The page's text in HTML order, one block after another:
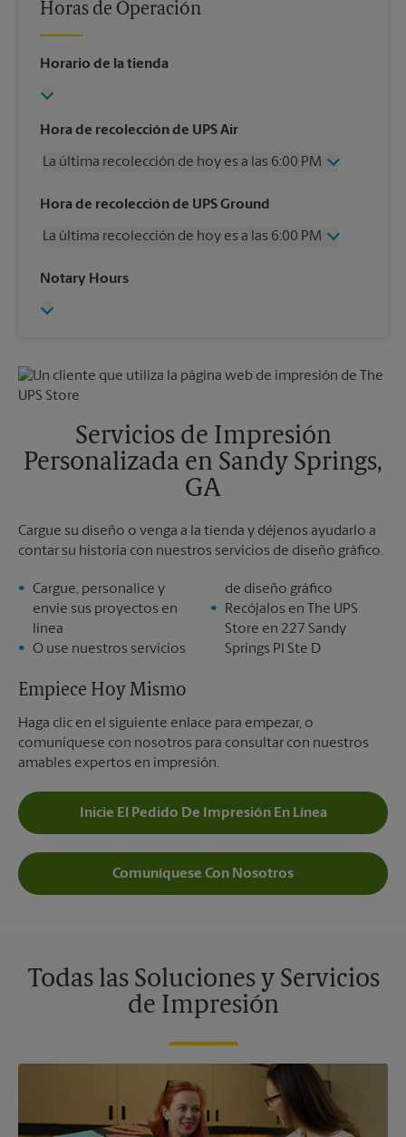
Horas de Operación
Horario de la tienda
Hora de recolección de UPS Air
La última recolección de hoy es a las 6:00 PM
Miércoles
6:00 PM
Viernes
6:00 PM
Domingo
Hora de recolección de UPS Ground
La última recolección de hoy es a las 6:00 PM
Miércoles
Viernes
Lunes
6:00 PM
Martes
Notary Hours
Servicios de Impresión
Personalizada en Sandy Springs,
GA
Cargue su diseño o venga a la tienda y déjenos ayudarlo a
contar su historia con nuestros servicios de diseño gráfico.
Cargue, personalice y
envíe sus proyectos en
línea
O use nuestros servicios
de diseño gráfico
Recójalos en The UPS
Store en 227 Sandy
Springs Pl Ste D
Empiece Hoy Mismo
Haga clic en el siguiente enlace para empezar, o
comuníquese con nosotros para consultar con nuestros
amables expertos en impresión.
Inicie El Pedido De Impresión En Línea
Comuníquese Con Nosotros
Todas las Soluciones y Servicios
de Impresión